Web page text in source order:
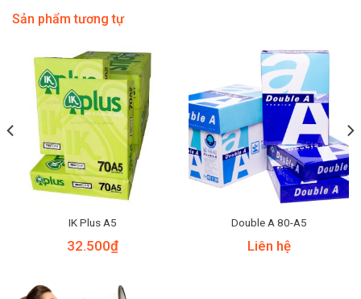
Sản phẩm tương tự
IK Plus A5
32.500₫
Double A 80-A5
Liên hệ